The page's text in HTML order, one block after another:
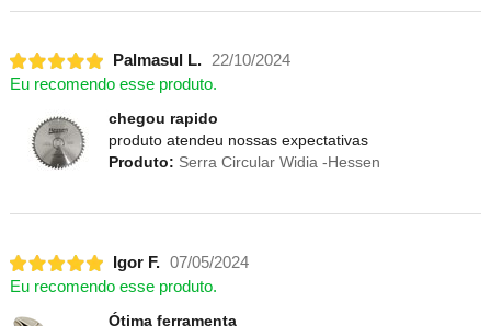
Palmasul L. 22/10/2024
Eu recomendo esse produto.
chegou rapido
produto atendeu nossas expectativas
Produto: Serra Circular Widia -Hessen
Igor F. 07/05/2024
Eu recomendo esse produto.
Ótima ferramenta